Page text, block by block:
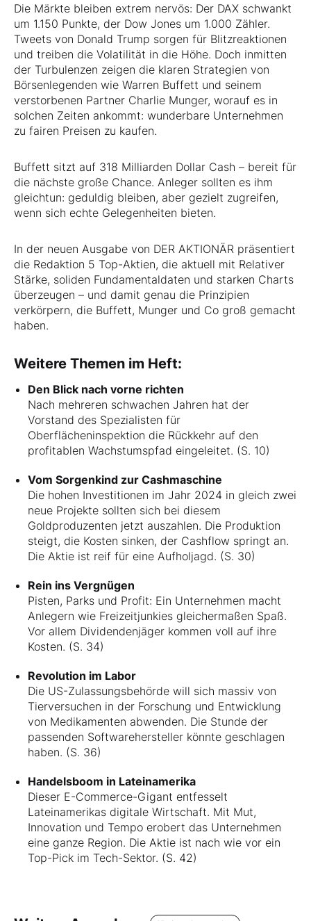
Die Märkte bleiben extrem nervös: Der DAX schwankt
um 1.150 Punkte, der Dow Jones um 1.000 Zähler.
Tweets von Donald Trump sorgen für Blitzreaktionen
und treiben die Volatilität in die Höhe. Doch inmitten
der Turbulenzen zeigen die klaren Strategien von
Börsenlegenden wie Warren Buffett und seinem
verstorbenen Partner Charlie Munger, worauf es in
solchen Zeiten ankommt: wunderbare Unternehmen
zu fairen Preisen zu kaufen.
Buffett sitzt auf 318 Milliarden Dollar Cash – bereit für
die nächste große Chance. Anleger sollten es ihm
gleichtun: geduldig bleiben, aber gezielt zugreifen,
wenn sich echte Gelegenheiten bieten.
In der neuen Ausgabe von DER AKTIONÄR präsentiert
die Redaktion 5 Top-Aktien, die aktuell mit Relativer
Stärke, soliden Fundamentaldaten und starken Charts
überzeugen – und damit genau die Prinzipien
verkörpern, die Buffett, Munger und Co groß gemacht
haben.
Weitere Themen im Heft:
Den Blick nach vorne richten
Nach mehreren schwachen Jahren hat der
Vorstand des Spezialisten für
Oberflächeninspektion die Rückkehr auf den
profitablen Wachstumspfad eingeleitet. (S. 10)
Vom Sorgenkind zur Cashmaschine
Die hohen Investitionen im Jahr 2024 in gleich zwei
neue Projekte sollten sich bei diesem
Goldproduzenten jetzt auszahlen. Die Produktion
steigt, die Kosten sinken, der Cashflow springt an.
Die Aktie ist reif für eine Aufholjagd. (S. 30)
Rein ins Vergnügen
Pisten, Parks und Profit: Ein Unternehmen macht
Anlegern wie Freizeitjunkies gleichermaßen Spaß.
Vor allem Dividendenjäger kommen voll auf ihre
Kosten. (S. 34)
Revolution im Labor
Die US-Zulassungsbehörde will sich massiv von
Tierversuchen in der Forschung und Entwicklung
von Medikamenten abwenden. Die Stunde der
passenden Softwarehersteller könnte geschlagen
haben. (S. 36)
Handelsboom in Lateinamerika
Dieser E-Commerce-Gigant entfesselt
Lateinamerikas digitale Wirtschaft. Mit Mut,
Innovation und Tempo erobert das Unternehmen
eine ganze Region. Die Aktie ist nach wie vor ein
Top-Pick im Tech-Sektor. (S. 42)